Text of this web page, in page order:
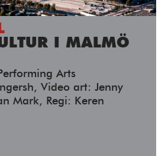
I MALMÖ
Arts
Video art: Jenny
Mark, Regi: Keren